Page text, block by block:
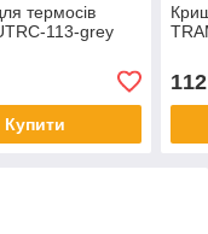
термосів
113-grey
Купити
112